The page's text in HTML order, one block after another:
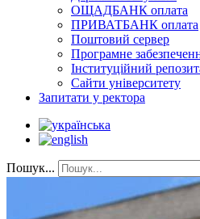
ОЩАДБАНК оплата
ПРИВАТБАНК оплата
Поштовий сервер
Програмне
Інституційний
Сайти університету
Запитати у ректора
Пошук...